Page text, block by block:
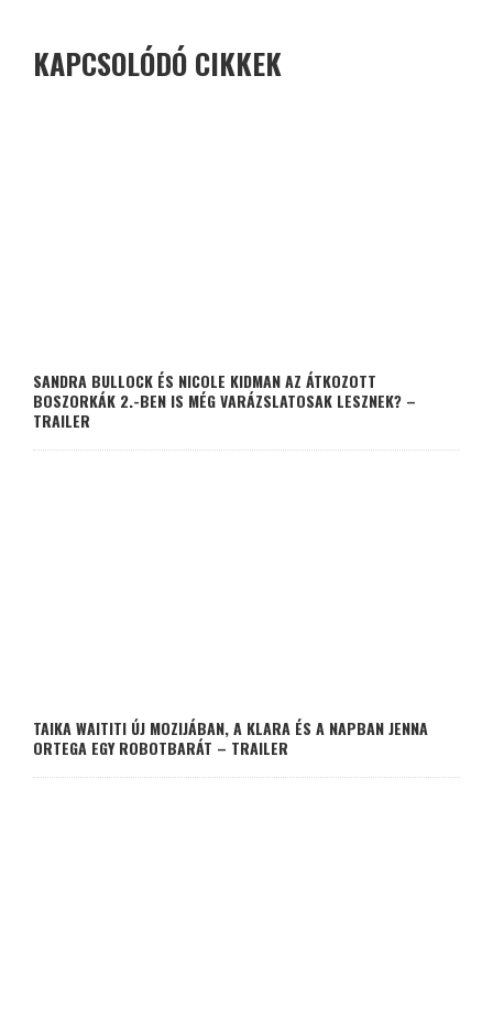
KAPCSOLÓDÓ CIKKEK
SANDRA BULLOCK ÉS NICOLE KIDMAN AZ ÁTKOZOTT
BOSZORKÁK 2.-BEN IS MÉG VARÁZSLATOSAK LESZNEK? –
TRAILER
TAIKA WAITITI ÚJ MOZIJÁBAN, A KLARA ÉS A NAPBAN JENNA
ORTEGA EGY ROBOTBARÁT – TRAILER